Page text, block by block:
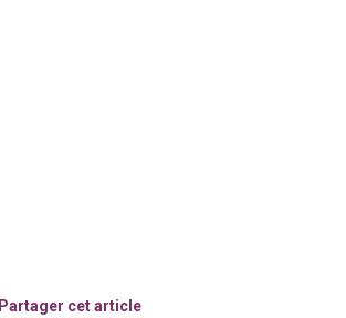
Partager cet article